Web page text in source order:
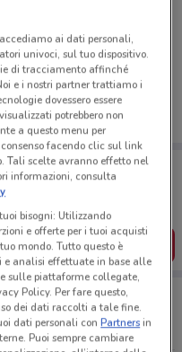
con te!
dei negozi vicino a te,
del risparmio, comodamente
L’APP
ai dati personali,
univoci, sul tuo dispositivo.
di tracciamento affinché
e i nostri partner trattiamo i
dovessero essere
potrebbero non
a questo menu per
facendo clic sul link
Tali scelte avranno effetto nel
informazioni, consulta
bisogni: Utilizzando
e offerte per i tuoi acquisti
mondo. Tutto questo è
e analisi effettuate in base alle
sulle piattaforme collegate,
Policy. Per fare questo,
dei dati raccolti a tale fine.
dati personali conPartnersin
Puoi sempre cambiare